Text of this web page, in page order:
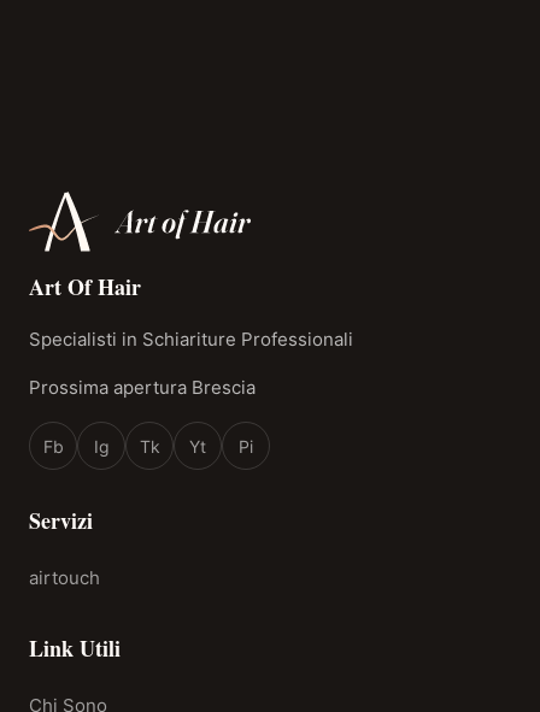
Art Of Hair
Specialisti in Schiariture Professionali
Prossima apertura Brescia
Fb Ig Tk Yt Pi
Servizi
airtouch
Link Utili
Chi Sono